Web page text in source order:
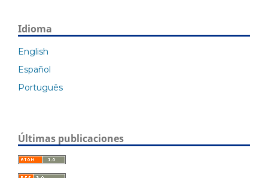
Idioma
English
Español
Português
Últimas publicaciones